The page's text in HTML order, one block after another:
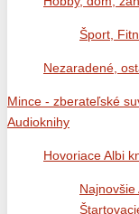
Šport,
Nezaradené,
Mince - zberateľské
Audioknihy
Hovoriace Albi
Najnovšie